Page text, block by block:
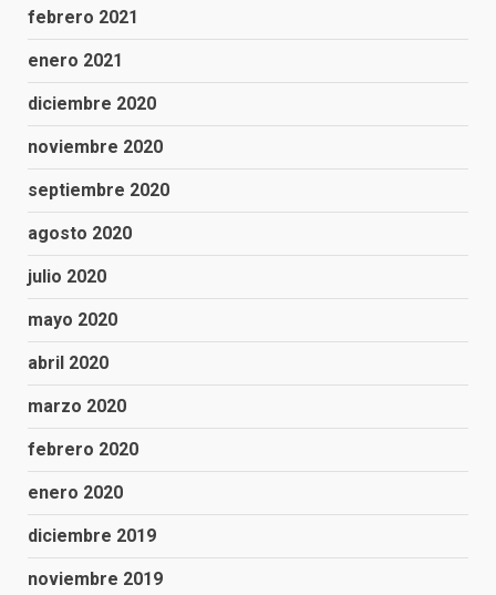
febrero 2021
enero 2021
diciembre 2020
noviembre 2020
septiembre 2020
agosto 2020
julio 2020
mayo 2020
abril 2020
marzo 2020
febrero 2020
enero 2020
diciembre 2019
noviembre 2019